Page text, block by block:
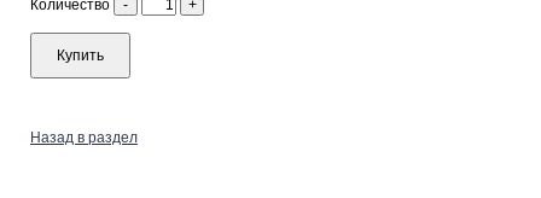
Количество - +
Купить
Назад в раздел